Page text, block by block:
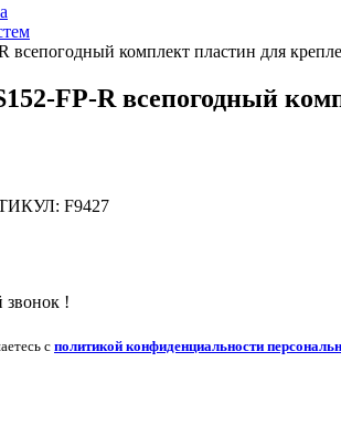
всепогодный комплект пластин для
FP-R всепогодный
F9427
звонок !
с политикой конфиденциальности